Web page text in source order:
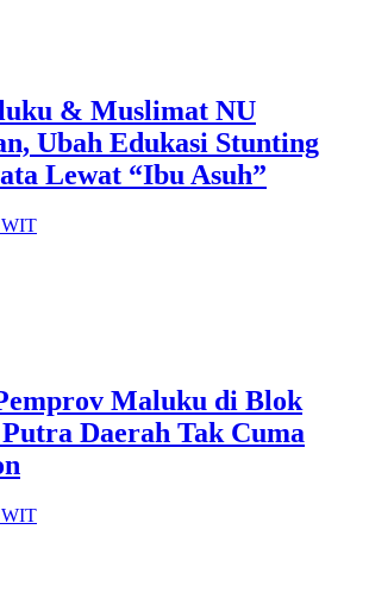
& Muslimat NU
Ubah Edukasi Stunting
Lewat “Ibu Asuh”
WIT
Maluku di Blok
Daerah Tak Cuma
WIT